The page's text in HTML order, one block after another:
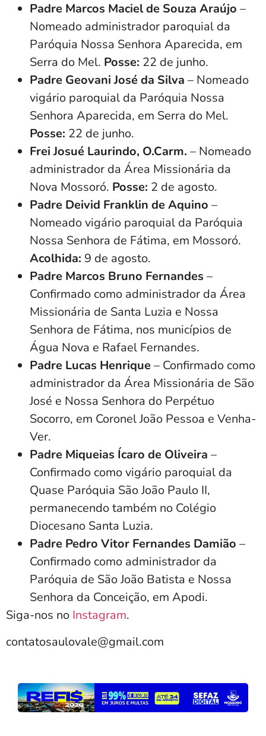
Padre Marcos Maciel de Souza Araújo –
Nomeado administrador paroquial da
Paróquia Nossa Senhora Aparecida, em
Serra do Mel. Posse: 22 de junho.
Padre Geovani José da Silva – Nomeado
vigário paroquial da Paróquia Nossa
Senhora Aparecida, em Serra do Mel.
Posse: 22 de junho.
Frei Josué Laurindo, O.Carm. – Nomeado
administrador da Área Missionária da
Nova Mossoró. Posse: 2 de agosto.
Padre Deivid Franklin de Aquino –
Nomeado vigário paroquial da Paróquia
Nossa Senhora de Fátima, em Mossoró.
Acolhida: 9 de agosto.
Padre Marcos Bruno Fernandes –
Confirmado como administrador da Área
Missionária de Santa Luzia e Nossa
Senhora de Fátima, nos municípios de
Água Nova e Rafael Fernandes.
Padre Lucas Henrique– Confirmado como
administrador da Área Missionária de São
José e Nossa Senhora do Perpétuo
Socorro, em Coronel João Pessoa e Venha-
Ver.
Padre Miqueias Ícaro de Oliveira –
Confirmado como vigário paroquial da
Quase Paróquia São João Paulo II,
permanecendo também no Colégio
Diocesano Santa Luzia.
Padre Pedro Vitor Fernandes Damião –
Confirmado como administrador da
Paróquia de São João Batista e Nossa
Senhora da Conceição, em Apodi.
Siga-nos no Instagram.
contatosaulovale@gmail.com